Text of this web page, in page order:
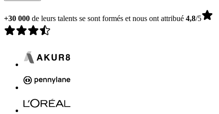
+30 000 de leurs talents se sont formés et nous ont attribué 4,8/5